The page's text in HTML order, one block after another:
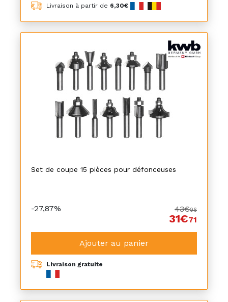
Livraison à partir de 6,30€
Set de coupe 15 pièces pour défonceuses
-27,87% 43€96
31€71
Ajouter au panier
Livraison gratuite